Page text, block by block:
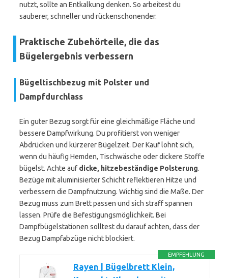
nutzt, sollte an Entkalkung denken. So arbeitest du
sauberer, schneller und rückenschonender.
Praktische Zubehörteile, die das
Bügelergebnis verbessern
Bügeltischbezug mit Polster und
Dampfdurchlass
Ein guter Bezug sorgt für eine gleichmäßige Fläche und
bessere Dampfwirkung. Du profitierst von weniger
Abdrücken und kürzerer Bügelzeit. Der Kauf lohnt sich,
wenn du häufig Hemden, Tischwäsche oder dickere Stoffe
bügelst. Achte auf dicke, hitzebeständige Polsterung.
Bezüge mit aluminisierter Schicht reflektieren Hitze und
verbessern die Dampfnutzung. Wichtig sind die Maße. Der
Bezug muss zum Brett passen und sich straff spannen
lassen. Prüfe die Befestigungsmöglichkeit. Bei
Dampfbügelstationen solltest du darauf achten, dass der
Bezug Dampfabzüge nicht blockiert.
EMPFEHLUNG
Rayen | Bügelbrett Klein,